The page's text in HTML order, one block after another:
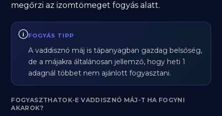
megőrzi az izomtömeget fogyás alatt.
FOGYÁS TIPP
A vaddisznó máj is tápanyagban gazdag belsőség,
de a májakra általánosan jellemző, hogy heti 1
adagnál többet nem ajánlott fogyasztani.
FOGYASZTHATOK-E VADDISZNÓ MÁJ-T HA FOGYNI
AKAROK?